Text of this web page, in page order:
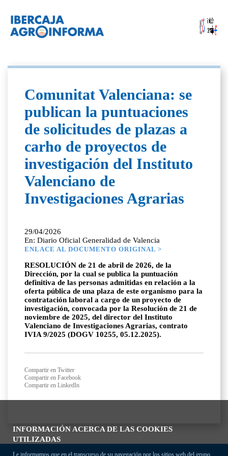
INFORMACIÓN ACERCA DE LAS COOKIES
UTILIZADAS
Le informamos que en el transcurso de su navegación por los sitios web del grupo
Comunitat Valenciana: se
publican la puntuaciones
de solicitudes de plazas a
carho de proyectos de
investigación del Instituto
Valenciano de
Investigaciones Agrarias
29/04/2026
En: Diario Oficial Generalidad de Valencia
ENLACE AL DOCUMENTO ORIGINAL >
RESOLUCIÓN de 21 de abril de 2026, de la
Dirección, por la cual se publica la puntuación
definitiva de las personas admitidas en relación a la
oferta pública de una plaza de este organismo para la
contratación laboral a cargo de un proyecto de
investigación, convocada por la Resolución de 21 de
noviembre de 2025, del director del Instituto
Valenciano de Investigaciones Agrarias, contrato
IVIA 9/2025 (DOGV 10255, 05.12.2025).
Compartir en Twitter
Compartir en Facebook
Compartir en LinkedIn